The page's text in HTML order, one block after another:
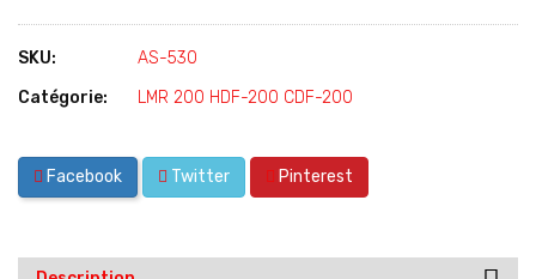
SKU:
AS-530
Catégorie:
LMR 200 HDF-200 CDF-200
Facebook Twitter Pinterest